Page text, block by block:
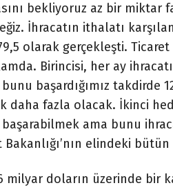
bekliyoruz az bir miktar
İhracatın ithalatı
olarak gerçekleşti.
Birincisi, her ay
başardığımız takdirde
daha fazla olacak. İkinci
başarabilmek ama bunu
elindeki
milyar doların üzerinde bir